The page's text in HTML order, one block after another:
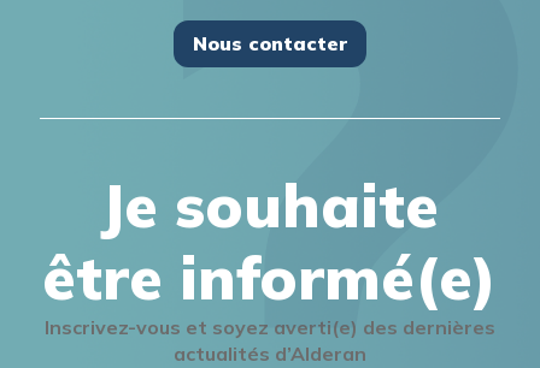
Nous contacter
Je souhaite
être informé(e)
Inscrivez-vous et soyez averti(e) des dernières
actualités d’Alderan